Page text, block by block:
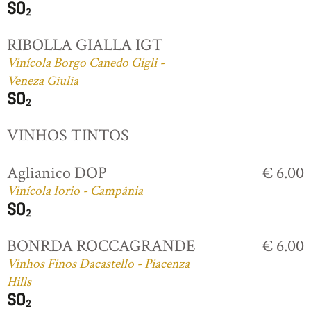
RIBOLLA GIALLA IGT
Vinícola Borgo Canedo Gigli -
Veneza Giulia
VINHOS TINTOS
Aglianico DOP
Vinícola Iorio - Campânia
€ 6.00
BONRDA ROCCAGRANDE
Vinhos Finos Dacastello - Piacenza
Hills
€ 6.00